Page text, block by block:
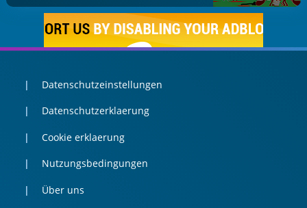
Datenschutzeinstellungen
Datenschutzerklaerung
Cookie erklaerung
Nutzungsbedingungen
Über uns